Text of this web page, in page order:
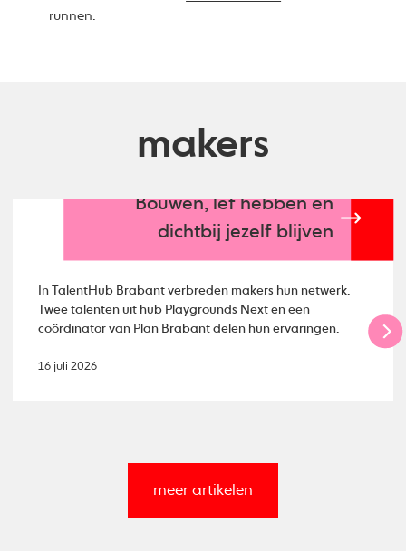
runnen.
makers
Bouwen, lef hebben en
dichtbij jezelf blijven
In TalentHub Brabant verbreden makers hun netwerk.
Twee talenten uit hub Playgrounds Next en een
coördinator van Plan Brabant delen hun ervaringen.
16 juli 2026
meer artikelen